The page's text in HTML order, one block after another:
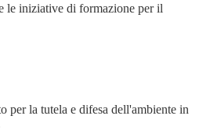
le iniziative di formazione per il
per la tutela e difesa dell'ambiente in